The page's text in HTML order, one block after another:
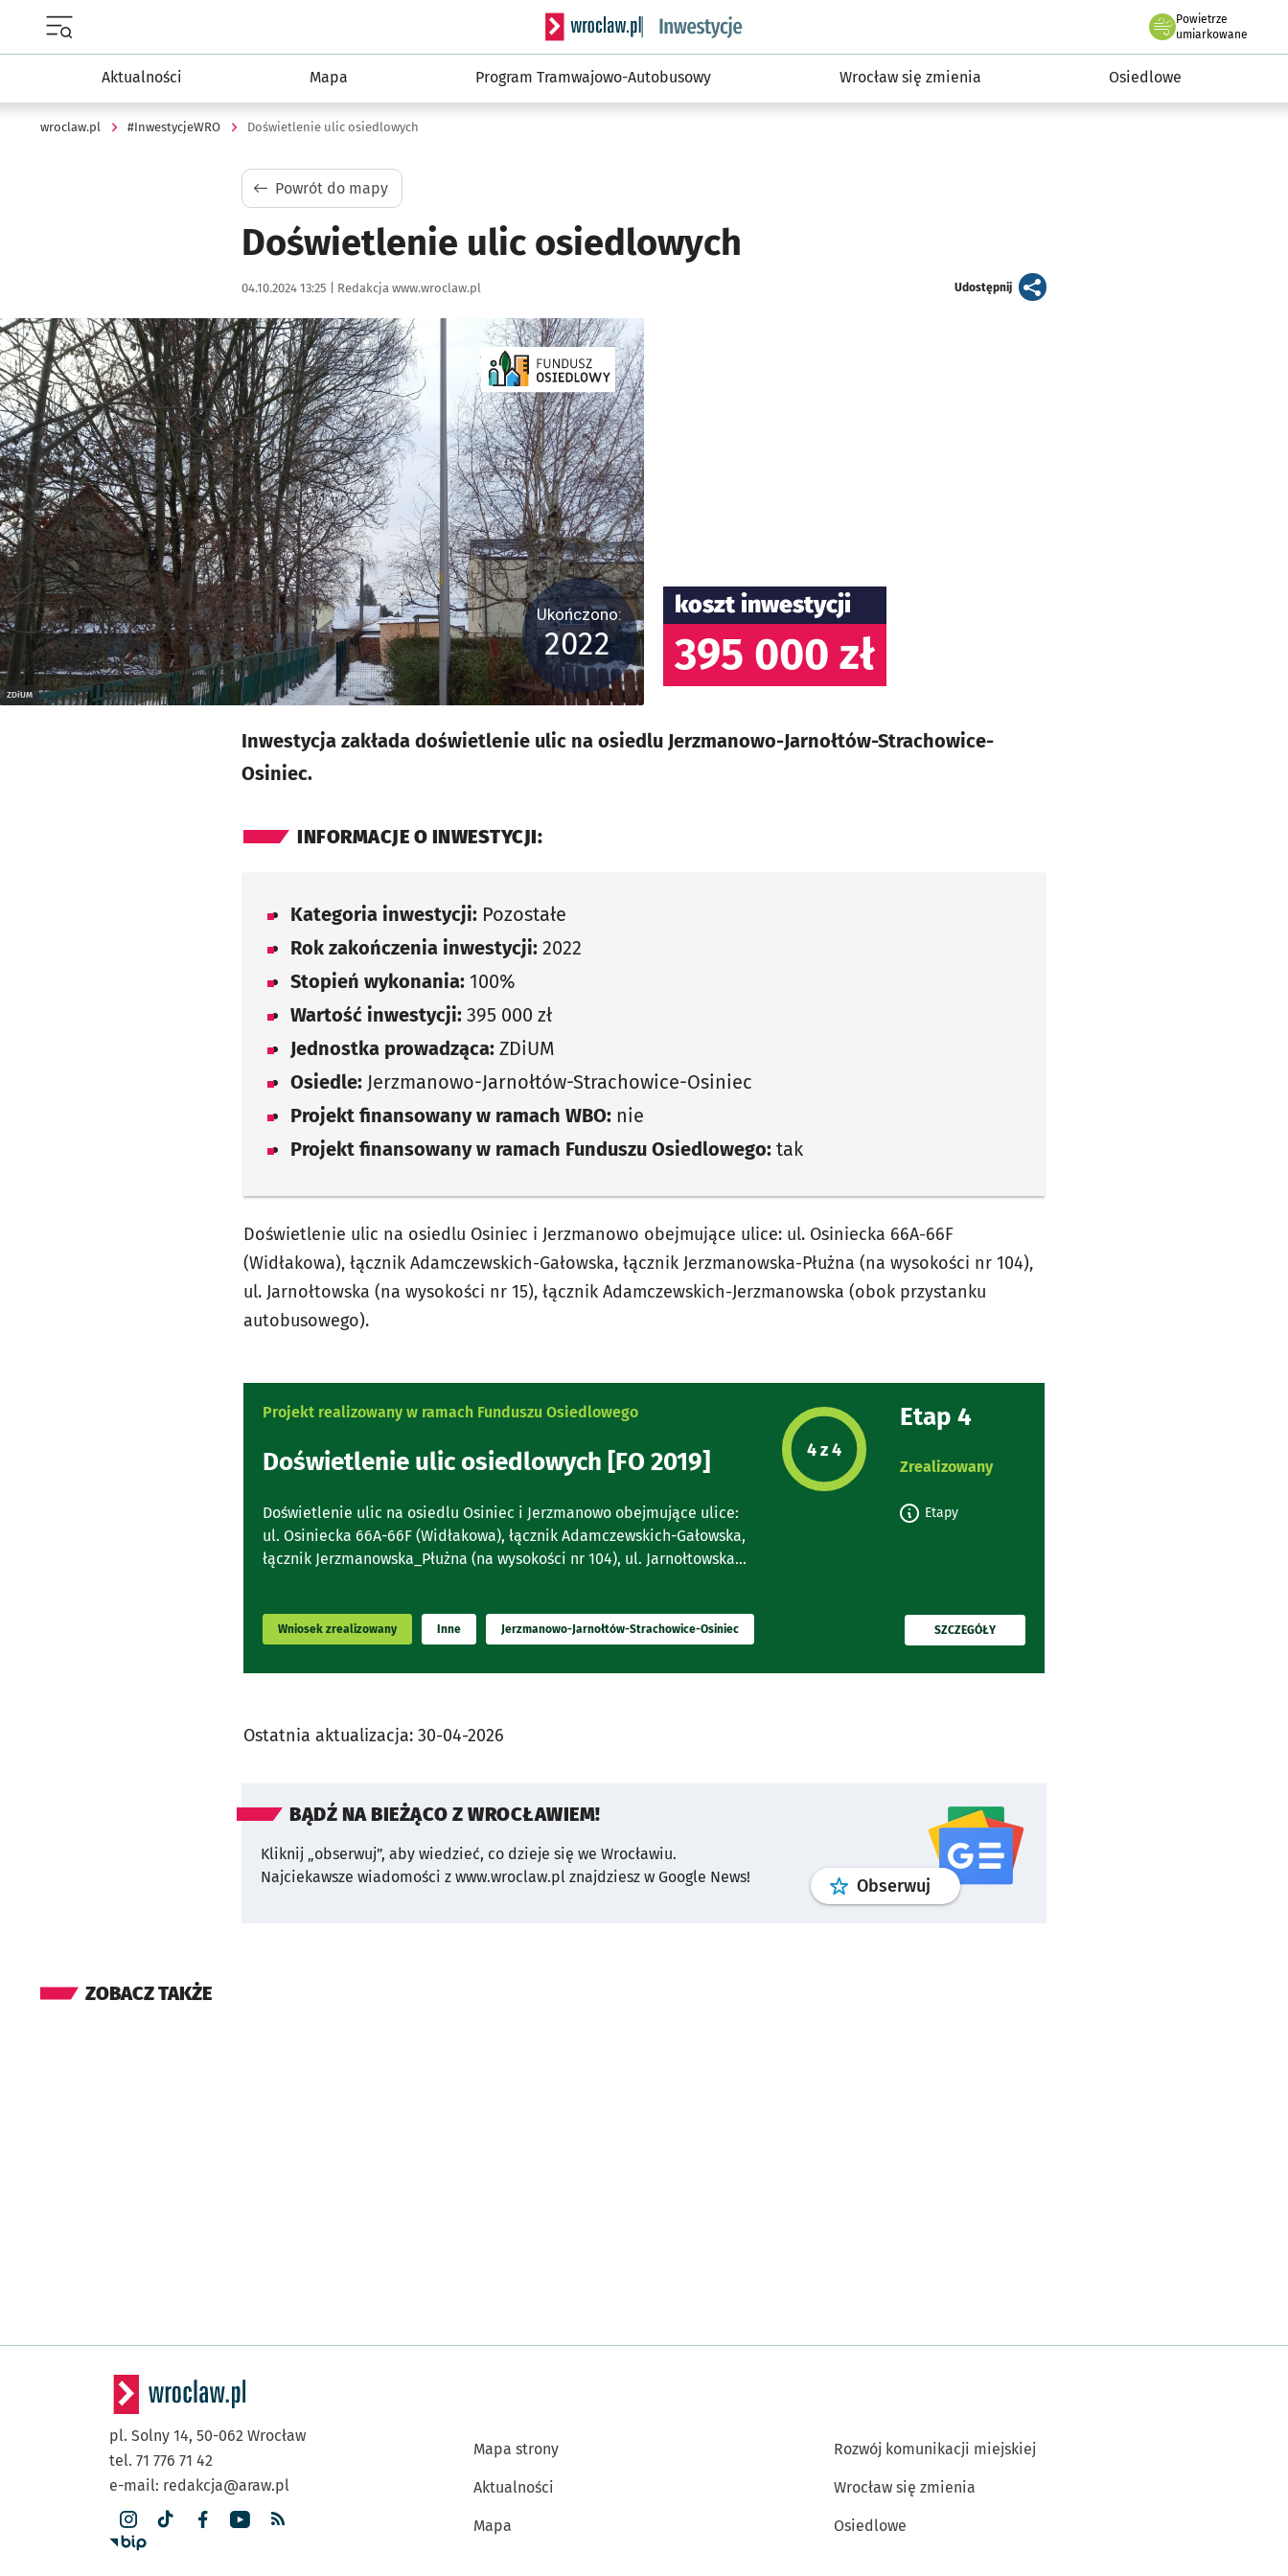
Serwis informacyjny wroclaw.pl podserwis: #InwestycjeWRO - miejskie inwestycje 2019-2032
Powietrze
we Wrocławiu
umiarkowane
Aktualności Mapa Program Tramwajowo-Autobusowy Wrocław się zmienia Osiedlowe
wroclaw.pl #InwestycjeWRO Doświetlenie ulic osiedlowych
Powrót do mapy
Doświetlenie ulic osiedlowych
Data publikacji:
04.10.2024 13:25 | Autor:
Redakcja www.wroclaw.pl Udostępnijartykuł
Kliknij, aby powiększyć
ZDiUM
Ukończono:
2022
koszt inwestycji
395 000 zł
Inwestycja zakłada doświetlenie ulic na osiedlu Jerzmanowo-Jarnołtów-Strachowice-
Osiniec.
INFORMACJE O INWESTYCJI:
Kategoria inwestycji: Pozostałe
Rok zakończenia inwestycji: 2022
Stopień wykonania: 100%
Wartość inwestycji: 395 000 zł
Jednostka prowadząca: ZDiUM
Osiedle: Jerzmanowo-Jarnołtów-Strachowice-Osiniec
Projekt finansowany w ramach WBO: nie
Projekt finansowany w ramach Funduszu Osiedlowego: tak
Doświetlenie ulic na osiedlu Osiniec i Jerzmanowo obejmujące ulice: ul. Osiniecka 66A-66F
(Widłakowa), łącznik Adamczewskich-Gałowska, łącznik Jerzmanowska-Płużna (na wysokości nr 104),
ul. Jarnołtowska (na wysokości nr 15), łącznik Adamczewskich-Jerzmanowska (obok przystanku
autobusowego).
Projekt realizowany w ramach Funduszu Osiedlowego
Doświetlenie ulic osiedlowych [FO 2019]
Doświetlenie ulic na osiedlu Osiniec i Jerzmanowo obejmujące ulice:
ul. Osiniecka 66A-66F (Widłakowa), łącznik Adamczewskich-Gałowska,
łącznik Jerzmanowska_Płużna (na wysokości nr 104), ul. Jarnołtowska...
Etap projektu:
4 z 4
Etap 4
Zrealizowany
Etapy
Wniosek zrealizowany Inne Jerzmanowo-Jarnołtów-Strachowice-Osiniec PRZECZYTAJ
SZCZEGÓŁY
Ostatnia aktualizacja: 30-04-2026
BĄDŹ NA BIEŻĄCO Z WROCŁAWIEM!
Kliknij „obserwuj”, aby wiedzieć, co dzieje się we Wrocławiu.
Najciekawsze wiadomości z www.wroclaw.pl znajdziesz w Google News!
Obserwuj profilgoogle news
ZOBACZ TAKŻE
pl. Solny 14, 50-062 Wrocław
tel. 71 776 71 42
e-mail: redakcja@araw.pl
Mapa strony
Aktualności
Mapa
Rozwój komunikacji miejskiej
Wrocław się zmienia
Osiedlowe